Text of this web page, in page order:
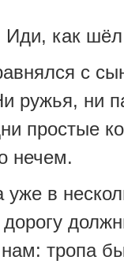
Иди, как
с
ружья, ни
простые
нечем.
в
тропа